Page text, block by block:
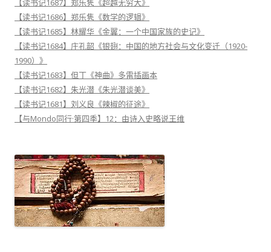
【读书记1686】郑乐隽《数学的逻辑》
【读书记1685】林耀华《金翼：一个中国家族的史记》
【读书记1684】庄孔韶《银翅：中国的地方社会与文化变迁（1920-
1990）》
【读书记1683】但丁《神曲》多雷插画本
【读书记1682】朱光潜《朱光潜谈美》
【读书记1681】刘义良《辣椒的征途》
【与Mondo同行·第四季】12：由诗入史略说王维